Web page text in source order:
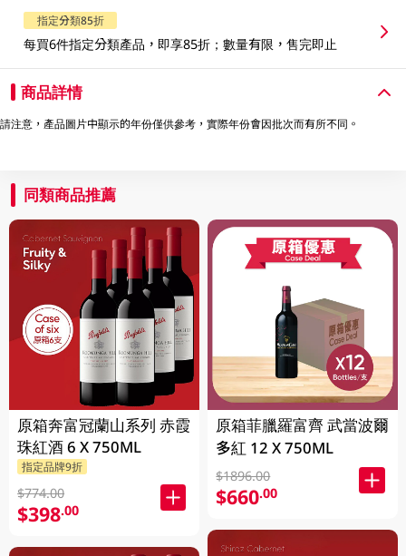
指定分類85折
每買6件指定分類產品，即享85折；數量有限，售完即止
商品詳情
請注意，產品圖片中顯示的年份僅供參考，實際年份會因批次而有所不同。
同類商品推薦
原箱奔富冠蘭山系列 赤霞
珠紅酒 6 X 750ML
指定品牌9折
$774.00
$398.00
原箱菲臘羅富齊 武當波爾
多紅 12 X 750ML
$1896.00
$660.00